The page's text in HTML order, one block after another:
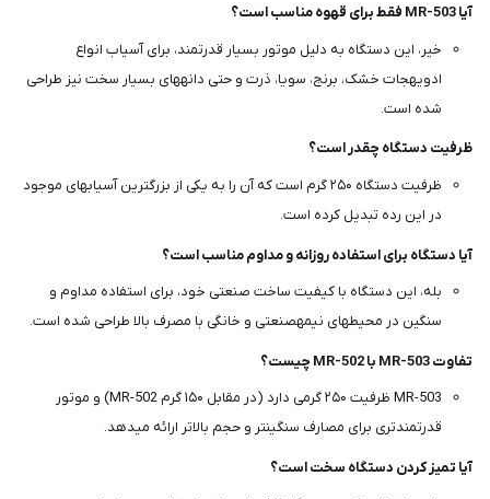
آیا MR-503 فقط برای قهوه مناسب است؟
خیر، این دستگاه به دلیل موتور بسیار قدرتمند، برای آسیاب انواع
ادویهجات خشک، برنج، سویا، ذرت و حتی دانههای بسیار سخت نیز طراحی
شده است.
ظرفیت دستگاه چقدر است؟
ظرفیت دستگاه ۲۵۰ گرم است که آن را به یکی از بزرگترین آسیابهای موجود
در این رده تبدیل کرده است.
آیا دستگاه برای استفاده روزانه و مداوم مناسب است؟
بله، این دستگاه با کیفیت ساخت صنعتی خود، برای استفاده مداوم و
سنگین در محیطهای نیمهصنعتی و خانگی با مصرف بالا طراحی شده است.
تفاوت MR-503 با MR-502 چیست؟
MR-503 ظرفیت ۲۵۰ گرمی دارد (در مقابل ۱۵۰ گرم MR-502) و موتور
قدرتمندتری برای مصارف سنگینتر و حجم بالاتر ارائه میدهد.
آیا تمیز کردن دستگاه سخت است؟